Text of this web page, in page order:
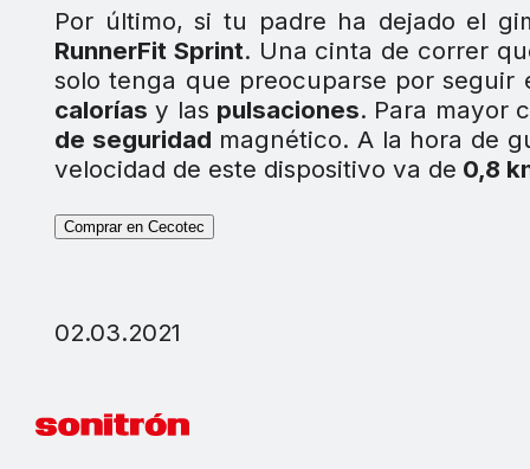
Por último, si tu padre ha dejado el
RunnerFit Sprint. Una cinta de correr
solo tenga que preocuparse por
calorías y las pulsaciones. Para mayor
de seguridad magnético. A la hora de
velocidad de este dispositivo va de 0,8
Comprar en Cecotec
02.03.2021